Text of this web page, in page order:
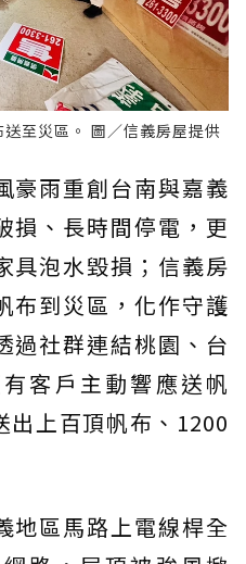
至災區。 圖／信義房屋提供
豪雨重創台南與嘉義
損、長時間停電，更
具泡水毀損；信義房
布到災區，化作守護
過社群連結桃園、台
客戶主動響應送帆
出上百頂帆布、1200
地區馬路上電線桿全